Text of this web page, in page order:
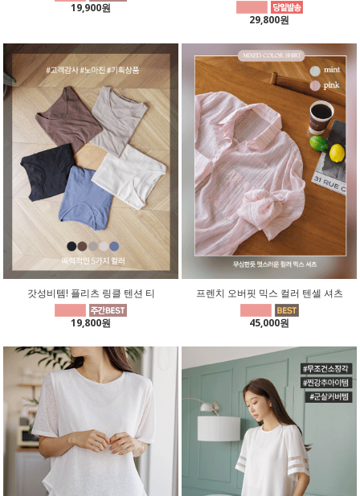
19,900원
29,800원
갓성비템! 플리츠 링클 텐션 티
19,800원
프렌치 오버핏 믹스 컬러 텐셀 셔츠
45,000원